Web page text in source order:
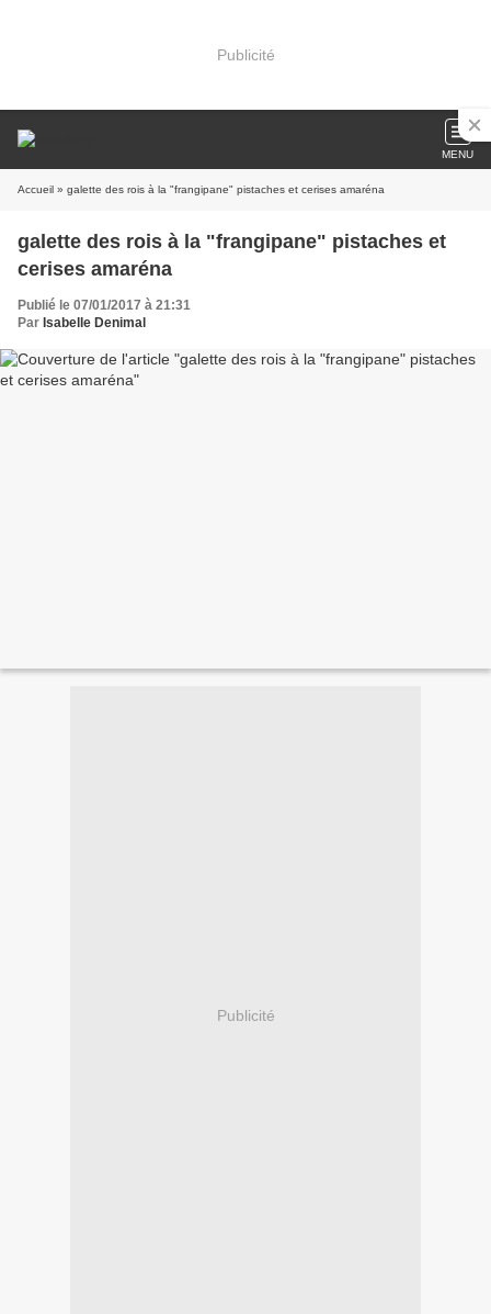
Publicité
MENU
Accueil » galette des rois à la "frangipane" pistaches et cerises amaréna
galette des rois à la "frangipane" pistaches et
cerises amaréna
Publié le 07/01/2017 à 21:31
Par Isabelle Denimal
Publicité